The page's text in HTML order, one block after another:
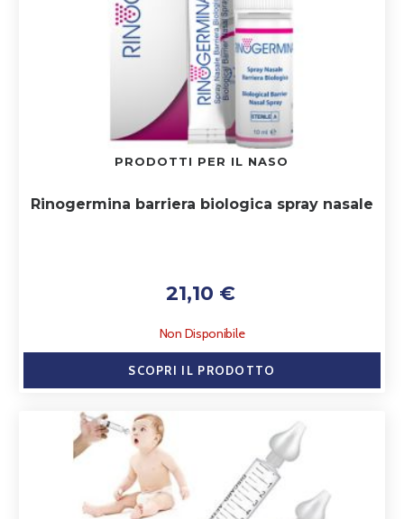
PRODOTTI PER IL NASO
Rinogermina barriera biologica spray nasale
21,10 €
Non Disponibile
SCOPRI IL PRODOTTO